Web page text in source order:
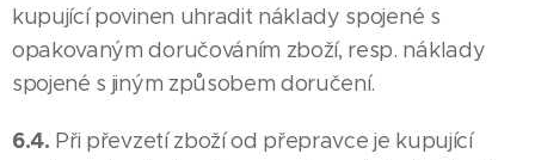
kupující povinen uhradit náklady spojené s
opakovaným doručováním zboží, resp. náklady
spojené s jiným způsobem doručení.
6.4. Při převzetí zboží od přepravce je kupující